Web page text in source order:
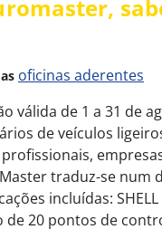
oficinas aderentes
válida de 1 a 31 de
de veículos
traduz-se num
incluídas: SHELL
de 20 pontos de